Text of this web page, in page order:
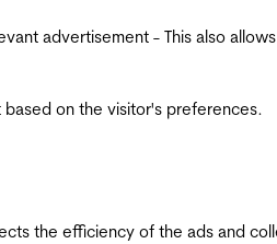
advertisement - This also
on the visitor's preferences.
the efficiency of the ads and